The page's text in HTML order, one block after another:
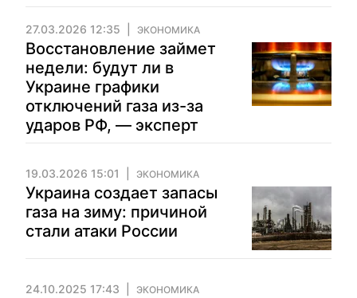
27.03.2026 12:35 ЭКОНОМИКА
Восстановление займет
недели: будут ли в
Украине графики
отключений газа из-за
ударов РФ, — эксперт
19.03.2026 15:01 ЭКОНОМИКА
Украина создает запасы
газа на зиму: причиной
стали атаки России
24.10.2025 17:43 ЭКОНОМИКА